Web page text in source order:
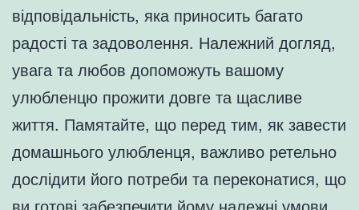
відповідальність, яка приносить багато
радості та задоволення. Належний догляд,
увага та любов допоможуть вашому
улюбленцю прожити довге та щасливе
життя. Памятайте, що перед тим, як завести
домашнього улюбленця, важливо ретельно
дослідити його потреби та переконатися, що
ви готові забезпечити йому належні умови